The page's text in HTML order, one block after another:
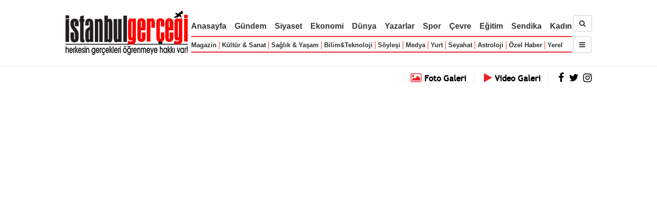
Anasayfa Gündem Siyaset Ekonomi Dünya Yazarlar Spor Çevre Eğitim Sendika Kadın
Magazin Kültür & Sanat Sağlık & Yaşam Bilim&Teknoloji Söyleşi Medya Yurt Seyahat Astroloji Özel Haber Yerel
Foto Galeri Video Galeri